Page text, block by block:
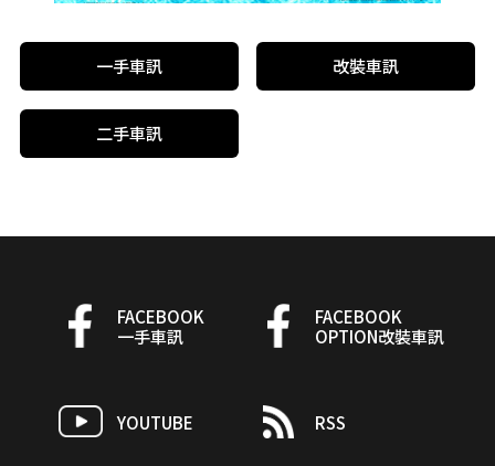
一手車訊 改裝車訊
二手車訊
FACEBOOK
一手車訊
FACEBOOK
OPTION改裝車訊
YOUTUBE RSS